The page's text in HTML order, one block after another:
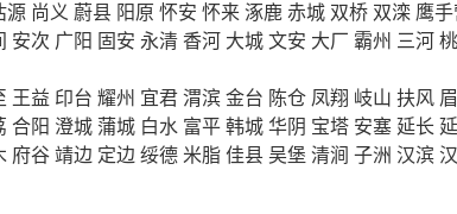
源 尚义 蔚县 阳原 怀安 怀来涿鹿赤城 双桥 双滦 鹰
安次 广阳 固安 永清 香河 大城文安 大厂 霸州 三河
王益 印台 耀州 宜君渭滨金台 陈仓 凤翔 岐山 扶风
合阳 澄城蒲城 白水 富平韩城华阴 宝塔 安塞延长
府谷靖边 定边绥德 米脂佳县吴堡 清涧 子洲 汉滨